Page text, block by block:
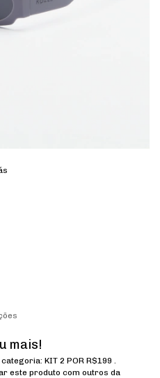
mais!
KIT 2 POR R$199 .
este produto com outros da